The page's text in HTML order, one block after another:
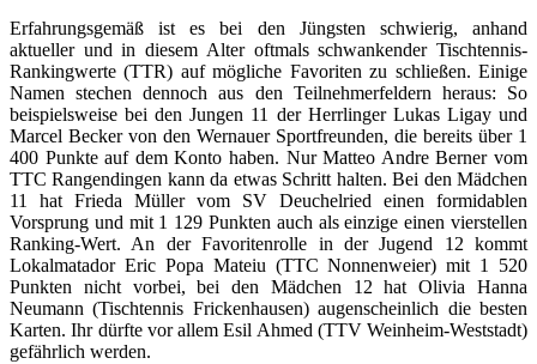
Erfahrungsgemäß ist es bei den Jüngsten schwierig, anhand
aktueller und in diesem Alter oftmals schwankender Tischtennis-
Rankingwerte (TTR) auf mögliche Favoriten zu schließen. Einige
Namen stechen dennoch aus den Teilnehmerfeldern heraus: So
beispielsweise bei den Jungen 11 der Herrlinger Lukas Ligay und
Marcel Becker von den Wernauer Sportfreunden, die bereits über 1
400 Punkte auf dem Konto haben. Nur Matteo Andre Berner vom
TTC Rangendingen kann da etwas Schritt halten. Bei den Mädchen
11 hat Frieda Müller vom SV Deuchelried einen formidablen
Vorsprung und mit 1 129 Punkten auch als einzige einen vierstellen
Ranking-Wert. An der Favoritenrolle in der Jugend 12 kommt
Lokalmatador Eric Popa Mateiu (TTC Nonnenweier) mit 1 520
Punkten nicht vorbei, bei den Mädchen 12 hat Olivia Hanna
Neumann (Tischtennis Frickenhausen) augenscheinlich die besten
Karten. Ihr dürfte vor allem Esil Ahmed (TTV Weinheim-Weststadt)
gefährlich werden.